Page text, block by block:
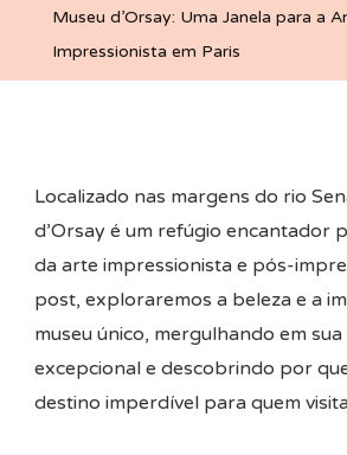
Museu d’Orsay: Uma Janela para a
Impressionista em Paris
Localizado nas margens do rio
d’Orsay é um refúgio encantador
da arte impressionista e pós-
post, exploraremos a beleza e a
museu único, mergulhando em sua
excepcional e descobrindo por
destino imperdível para quem